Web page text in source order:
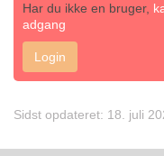
Har du ikke en bruger,
adgang
Login
Sidst opdateret: 18. juli